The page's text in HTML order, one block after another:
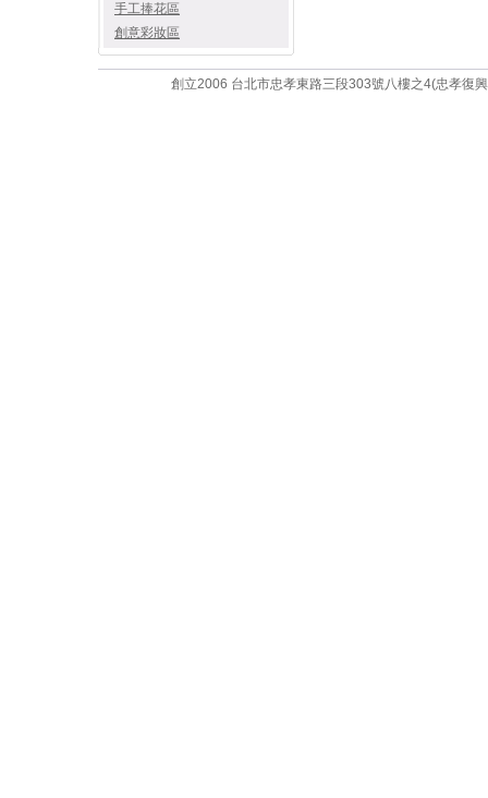
手工捧花區
創意彩妝區
創立2006 台北市忠孝東路三段303號八樓之4(忠孝復